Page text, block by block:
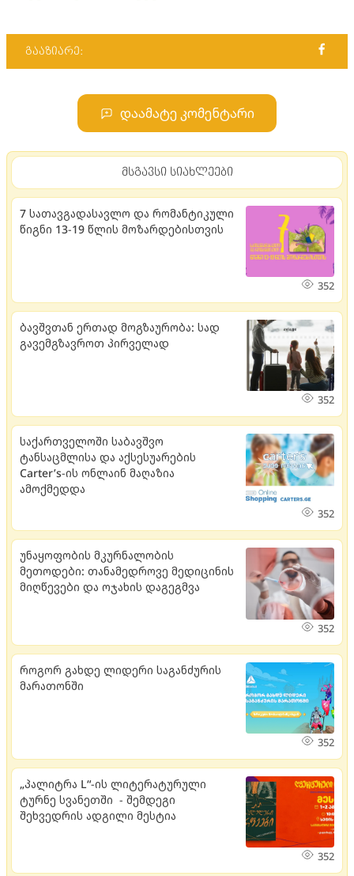
გააზიარე:
დაამატე კომენტარი
მსგავსი სიახლეები
7 სათავგადასავლო და რომანტიკული
წიგნი 13-19 წლის მოზარდებისთვის
352
ბავშვთან ერთად მოგზაურობა: სად
გავემგზავროთ პირველად
352
საქართველოში საბავშვო
ტანსაცმლისა და აქსესუარების
Carter’s-ის ონლაინ მაღაზია
ამოქმედდა
352
უნაყოფობის მკურნალობის
მეთოდები: თანამედროვე მედიცინის
მიღწევები და ოჯახის დაგეგმვა
352
როგორ გახდე ლიდერი საგანძურის
მარათონში
352
„პალიტრა L“-ის ლიტერატურული
ტურნე სვანეთში - შემდეგი
შეხვედრის ადგილი მესტია
352